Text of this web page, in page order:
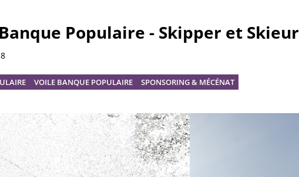
Populaire - Skipper et Skieur
VOILE BANQUE POPULAIRE SPONSORING & MÉCÉNAT